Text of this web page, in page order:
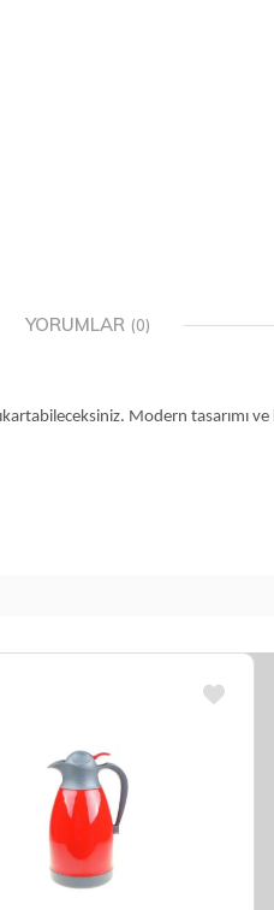
YORUMLAR (0)
Modern tasarımı